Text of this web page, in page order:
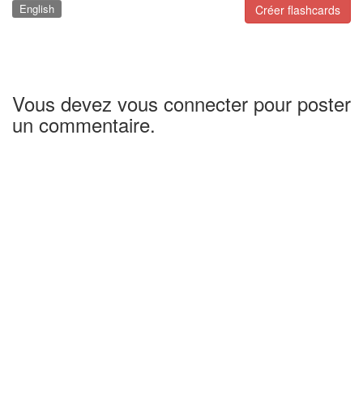
Créer flashcards
English
Vous devez vous connecter pour poster
un commentaire.